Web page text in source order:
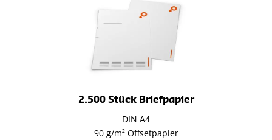
2.500 Stück Briefpapier
DIN A4
90 g/m² Offsetpapier